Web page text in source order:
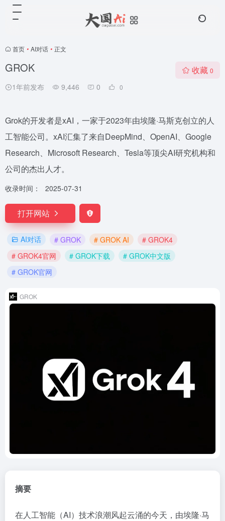
首页 • AI对话 • 正文
GROK
1年前发布 9,446 0 0
收藏 0
Grok的开发者是xAI，一家于2023年由埃隆·马斯克创立的人
工智能公司。xAI汇集了来自DeepMind、OpenAI、Google
Research、Microsoft Research、Tesla等顶尖AI研究机构和
公司的杰出人才。
收录时间： 2025-07-31
打开网站
AI对话 # GROK # GROK AI
# GROK4
# GROK4官网
# GROK下载
# GROK中文版
# GROK官网
GROK
摘要
在人工智能（AI）技术浪潮风起云涌的今天，由埃隆·马